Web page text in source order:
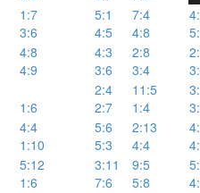
1:7
3:6
5:1
4:5
7:4
4:8
4:8
4:9
4:3
3:6
2:8
3:4
1:6
2:4
2:7
11:5
1:4
4:4
1:10
5:6
5:3
2:13
4:4
5:12
1:6
3:11
7:6
9:5
5:8